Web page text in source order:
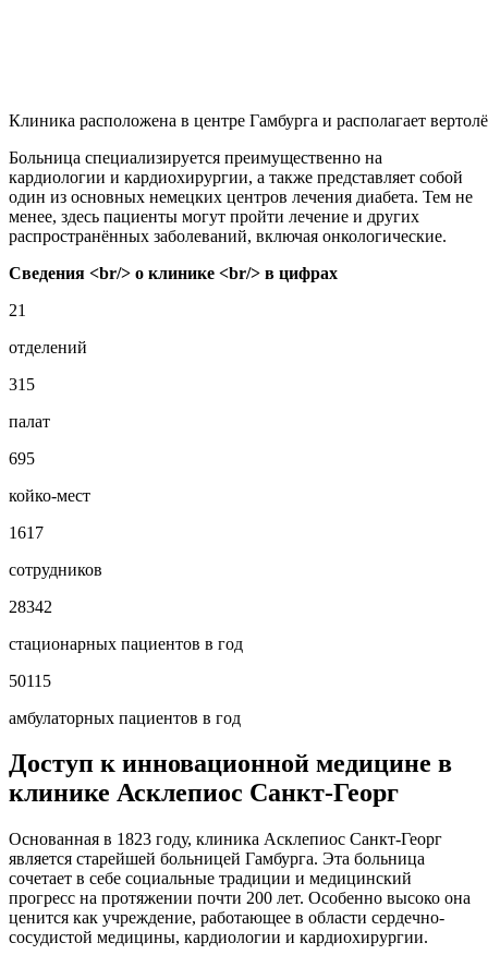
Клиника расположена в центре Гамбурга и располагает
Больница специализируется преимущественно на
кардиологии и кардиохирургии, а также представляет собой
один из основных немецких центров лечения диабета. Тем не
менее, здесь пациенты могут пройти лечение и других
распространённых заболеваний, включая онкологические.
Сведения <br/> о клинике <br/> в цифрах
21
отделений
315
палат
695
койко-мест
1617
сотрудников
28342
стационарных пациентов в год
50115
амбулаторных пациентов в год
Доступ к инновационной медицине в
клинике Асклепиос Санкт-Георг
Основанная в 1823 году, клиника Асклепиос Санкт-Георг
является старейшей больницей Гамбурга. Эта больница
сочетает в себе социальные традиции и медицинский
прогресс на протяжении почти 200 лет. Особенно высоко она
ценится как учреждение, работающее в области сердечно-
сосудистой медицины, кардиологии и кардиохирургии.